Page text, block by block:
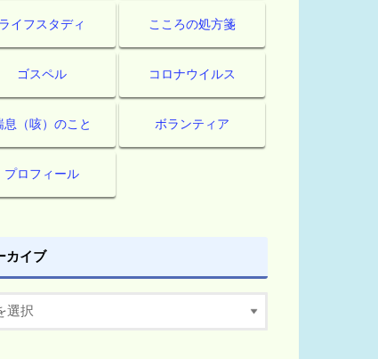
ライフスタディ こころの処方箋
ゴスペル コロナウイルス
息（咳）のこと ボランティア
プロフィール
カイブ